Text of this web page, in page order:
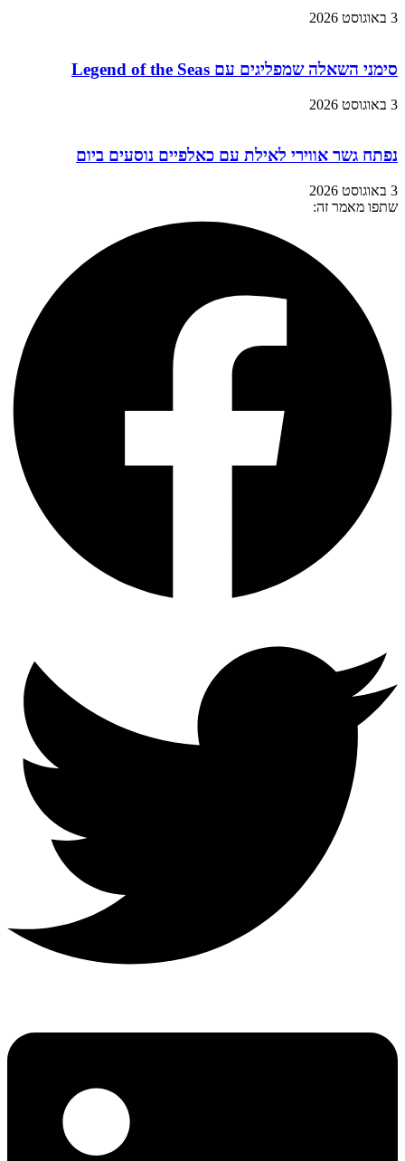
3 באוגוסט 2026
סימני השאלה שמפליגים עם Legend of the Seas
3 באוגוסט 2026
נפתח גשר אווירי לאילת עם כאלפיים נוסעים ביום
3 באוגוסט 2026
שתפו מאמר זה: